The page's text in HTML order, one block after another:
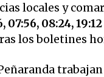
locales y
08:24, 19:12
los boletines